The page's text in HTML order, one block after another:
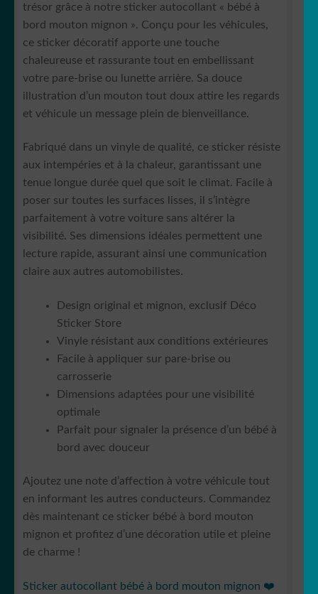
trésor grâce à notre sticker autocollant « bébé à
bord mouton mignon ». Conçu pour les véhicules,
ce sticker décoratif apporte une touche
chaleureuse et rassurante tout en embellissant
votre pare-brise ou lunette arrière. Sa douce
illustration d’un mouton tout doux attire les regards
et véhicule un message plein de bienveillance.
Fabriqué dans un vinyle de qualité, ce sticker résiste
aux intempéries et à la chaleur, garantissant une
tenue longue durée quel que soit le climat. Facile à
poser sur toutes les surfaces lisses, il s’intègre
parfaitement à votre voiture sans altérer la
visibilité. Ses dimensions idéales permettent une
lecture rapide, assurant ainsi une communication
claire aux autres automobilistes.
Design original et mignon, exclusif Déco
Sticker Store
Vinyle résistant aux conditions extérieures
Facile à appliquer sur pare-brise ou
carrosserie
Dimensions adaptées pour une visibilité
optimale
Parfait pour signaler la présence d’un bébé à
bord avec douceur
Ajoutez une note d’affection à votre véhicule tout
en informant les autres conducteurs. Commandez
dès maintenant ce sticker bébé à bord mouton
mignon et profitez d’une décoration utile et pleine
de charme !
Sticker autocollant bébé à bord mouton mignon ❤️